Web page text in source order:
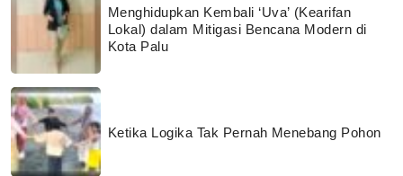
Menghidupkan Kembali ‘Uva’ (Kearifan
Lokal) dalam Mitigasi Bencana Modern di
Kota Palu
Ketika Logika Tak Pernah Menebang Pohon